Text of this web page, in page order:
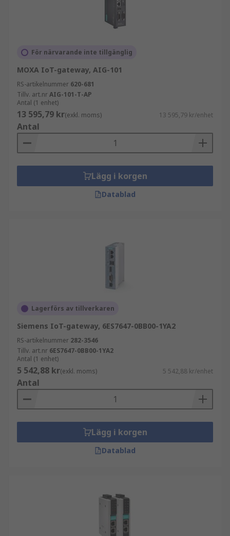
För närvarande inte tillgänglig
MOXA IoT-gateway, AIG-101
RS-artikelnummer 620-681
Tillv. art.nrAIG-101-T-AP
Antal (1 enhet)
13 595,79 kr(exkl. moms) 13 595,79 kr/enhet
Antal
Lägg i korgen
Datablad
Lagerförs av tillverkaren
Siemens IoT-gateway, 6ES7647-0BB00-1YA2
RS-artikelnummer 282-3546
Tillv. art.nr 6ES7647-0BB00-1YA2
Antal (1 enhet)
5 542,88 kr(exkl. moms) 5 542,88 kr/enhet
Antal
Lägg i korgen
Datablad